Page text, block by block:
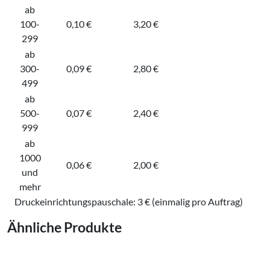
ab
100-
299
0,10 € 3,20 €
ab
300-
499
0,09 € 2,80 €
ab
500-
999
0,07 € 2,40 €
ab
1000
und
mehr
0,06 € 2,00 €
Druckeinrichtungspauschale: 3 € (einmalig pro Auftrag)
Ähnliche Produkte